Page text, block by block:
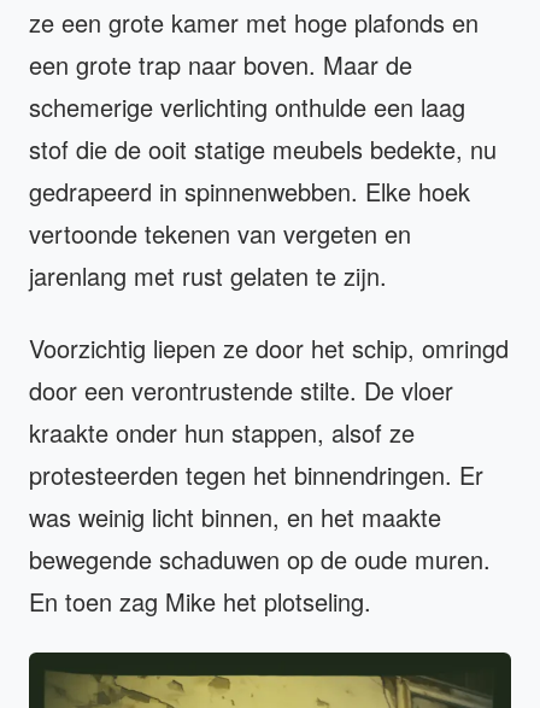
ze een grote kamer met hoge plafonds en
een grote trap naar boven. Maar de
schemerige verlichting onthulde een laag
stof die de ooit statige meubels bedekte, nu
gedrapeerd in spinnenwebben. Elke hoek
vertoonde tekenen van vergeten en
jarenlang met rust gelaten te zijn.
Voorzichtig liepen ze door het schip, omringd
door een verontrustende stilte. De vloer
kraakte onder hun stappen, alsof ze
protesteerden tegen het binnendringen. Er
was weinig licht binnen, en het maakte
bewegende schaduwen op de oude muren.
En toen zag Mike het plotseling.